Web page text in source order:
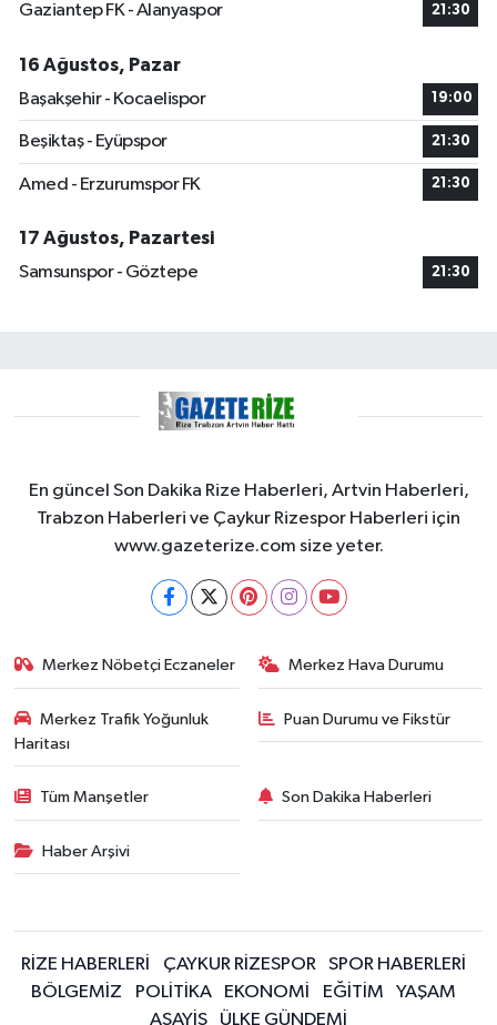
Gaziantep FK - Alanyaspor 21:30
16 Ağustos, Pazar
Başakşehir - Kocaelispor
19:00
Beşiktaş - Eyüpspor 21:30
Amed - Erzurumspor FK 21:30
17 Ağustos, Pazartesi
Samsunspor - Göztepe
21:30
En güncel Son Dakika Rize Haberleri, Artvin Haberleri,
Trabzon Haberleri ve Çaykur Rizespor Haberleri için
www.gazeterize.com size yeter.
Merkez Nöbetçi Eczaneler Merkez Hava Durumu
Merkez Trafik Yoğunluk
Haritası
Puan Durumu ve Fikstür
Tüm Manşetler Son Dakika Haberleri
Haber Arşivi
RİZE HABERLERİ ÇAYKUR RİZESPOR
SPOR HABERLERİ
BÖLGEMİZ
POLİTİKA EKONOMİ EĞİTİM
YAŞAM
ASAYİŞ
ÜLKE GÜNDEMİ